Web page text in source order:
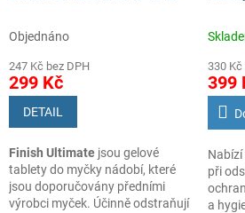
Objednáno
247 Kč bez DPH
299 Kč
DETAIL
Finish Ultimate jsou gelové
tablety do myčky nádobí, které
jsou doporučovány předními
výrobci myček. Účinně odstraňují
330 Kč
399
při
a